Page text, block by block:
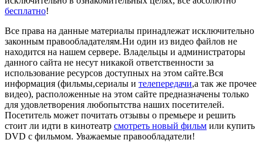
бесплатно!
Все права на данные материалы принадлежат исключительно
законным правообладателям.Ни один из видео файлов не
находится на нашем сервере. Владельцы и администраторы
данного сайта не несут никакой ответственности за
использование ресурсов доступных на этом сайте.Вся
информация (фильмы,сериалы и телепередачи,а так же прочее
видео), расположенные на этом сайте предназначены только
для удовлетворения любопытства наших посетителей.
Посетитель может почитать отзывы о премьере и решить
стоит ли идти в кинотеатр смотреть новый фильм или купить
DVD с фильмом. Уважаемые правообладатели!